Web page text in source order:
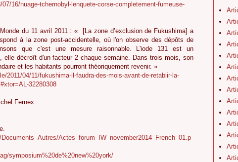
16/nuage-tchernobyl-lenquete-corse-completement-fumeuse-
du 11 avril 2011 : « [La zone d’exclusion de Fukushima] a
à la zone post-accidentelle, où l'on observe des dépôts de
que c'est une mesure raisonnable. L'iode 131 est un
elle décroît d'un facteur 2 chaque semaine. Dans trois mois, son
et les habitants pourront théoriquement revenir. »
2011/04/11/fukushima-il-faudra-des-mois-avant-de-retablir-la-
32280308
Fernex
Actes_forum_IW_november2014_French_01.p
symposium%20de%20new%20york/